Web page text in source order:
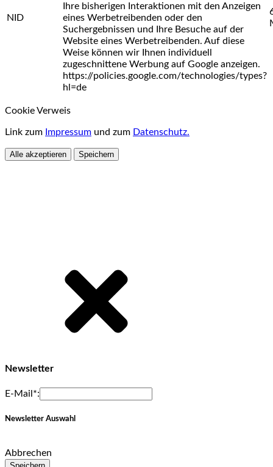
NID
Ihre bisherigen Interaktionen mit den Anzeigen
eines Werbetreibenden oder den
Suchergebnissen und Ihre Besuche auf der
Website eines Werbetreibenden. Auf diese
Weise können wir Ihnen individuell
zugeschnittene Werbung auf Google anzeigen.
https://policies.google.com/technologies/types?
hl=de
Cookie Verweis
Link zum Impressum und zum Datenschutz.
Alle akzeptieren Speichern
Newsletter
E-Mail*:
Newsletter Auswahl
Abbrechen